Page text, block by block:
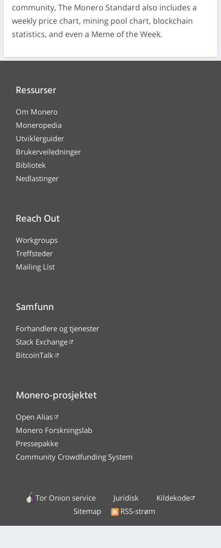
community, The Monero Standard also includes a
weekly price chart, mining pool chart, blockchain
statistics, and even a Meme of the Week.
Ressurser
Om Monero
Moneropedia
Utviklerguider
Brukerveiledninger
Bibliotek
Nedlastinger
Reach Out
Workgroups
Treffsteder
Mailing List
Samfunn
Forhandlere og tjenester
Stack Exchange
BitcoinTalk
Monero-prosjektet
Open Alias
Monero Forskningslab
Pressepakke
Community Crowdfunding System
Tor Onion service Juridisk
Kildekode
Sitemap
RSS-strøm